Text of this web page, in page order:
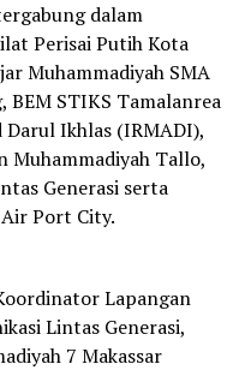
dalam
Perisai Putih Kota
Muhammadiyah SMA
BEM STIKS Tamalanrea
Darul Ikhlas (IRMADI),
Muhammadiyah Tallo,
Generasi serta
Port City.
Lapangan
Lintas Generasi,
7 Makassar